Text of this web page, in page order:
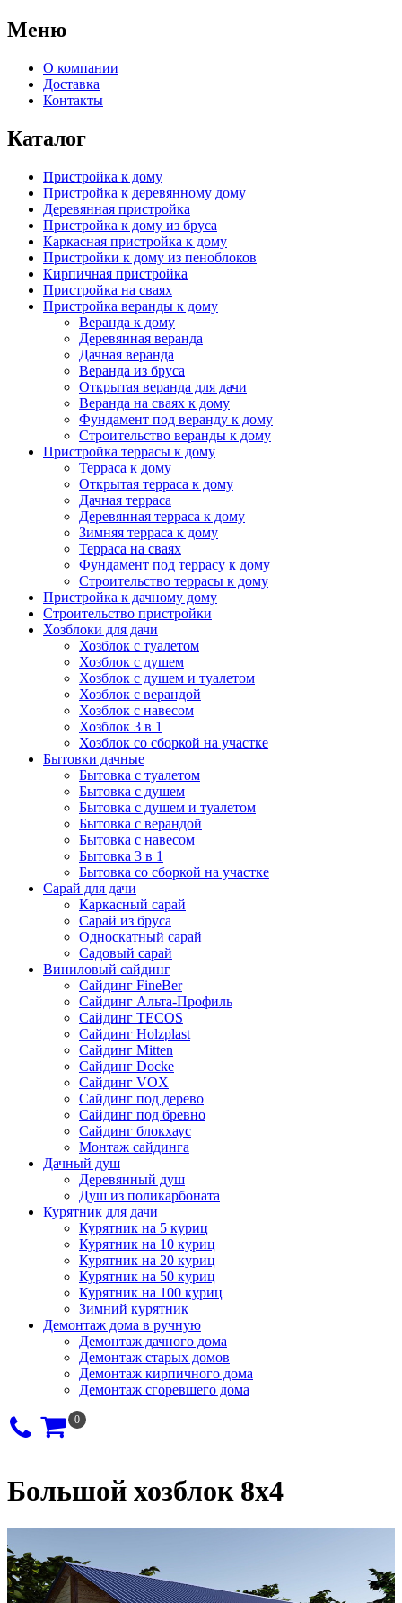
Меню
О компании
Доставка
Контакты
Каталог
Пристройка к дому
Пристройка к деревянному дому
Деревянная пристройка
Пристройка к дому из бруса
Каркасная пристройка к дому
Пристройки к дому из пеноблоков
Кирпичная пристройка
Пристройка на сваях
Пристройка веранды к дому
Веранда к дому
Деревянная веранда
Дачная веранда
Веранда из бруса
Открытая веранда для дачи
Веранда на сваях к дому
Фундамент под веранду к дому
Строительство веранды к дому
Пристройка террасы к дому
Терраса к дому
Открытая терраса к дому
Дачная терраса
Деревянная терраса к дому
Зимняя терраса к дому
Терраса на сваях
Фундамент под террасу к дому
Строительство террасы к дому
Пристройка к дачному дому
Строительство пристройки
Хозблоки для дачи
Хозблок с туалетом
Хозблок с душем
Хозблок с душем и туалетом
Хозблок с верандой
Хозблок с навесом
Хозблок 3 в 1
Хозблок со сборкой на участке
Бытовки дачные
Бытовка с туалетом
Бытовка с душем
Бытовка с душем и туалетом
Бытовка с верандой
Бытовка с навесом
Бытовка 3 в 1
Бытовка со сборкой на участке
Сарай для дачи
Каркасный сарай
Сарай из бруса
Односкатный сарай
Садовый сарай
Виниловый сайдинг
Сайдинг FineBer
Сайдинг Альта-Профиль
Сайдинг TECOS
Сайдинг Holzplast
Сайдинг Mitten
Сайдинг Docke
Сайдинг VOX
Сайдинг под дерево
Сайдинг под бревно
Сайдинг блокхаус
Монтаж сайдинга
Дачный душ
Деревянный душ
Душ из поликарбоната
Курятник для дачи
Курятник на 5 куриц
Курятник на 10 куриц
Курятник на 20 куриц
Курятник на 50 куриц
Курятник на 100 куриц
Зимний курятник
Демонтаж дома в ручную
Демонтаж дачного дома
Демонтаж старых домов
Демонтаж кирпичного дома
Демонтаж сгоревшего дома
0
Большой хозблок 8х4